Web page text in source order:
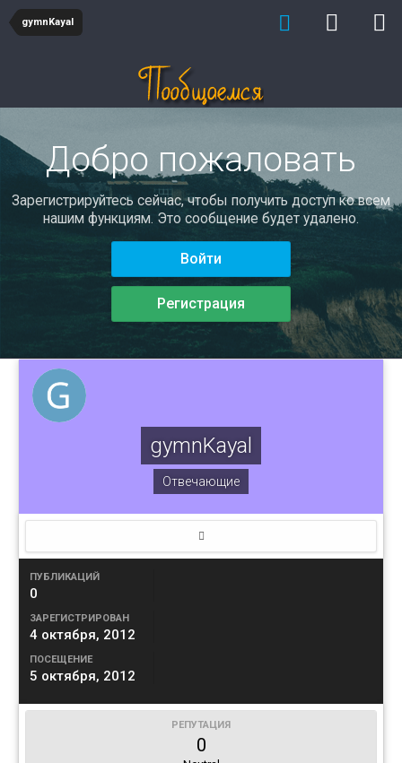
gymnKayal
Добро пожаловать
Зарегистрируйтесь сейчас, чтобы получить доступ ко всем
нашим функциям. Это сообщение будет удалено.
Войти
Регистрация
gymnKayal
Отвечающие
ПУБЛИКАЦИЙ
0
ЗАРЕГИСТРИРОВАН
4 октября, 2012
ПОСЕЩЕНИЕ
5 октября, 2012
РЕПУТАЦИЯ
0